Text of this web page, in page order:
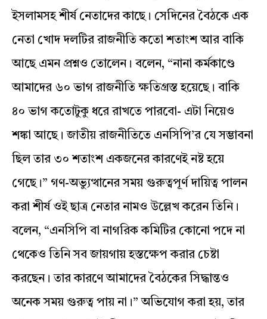
ইসলামসহ শীর্ষ নেতাদের কাছে। সেদিনের বৈঠকে এক
নেতা খোদ দলটির রাজনীতি কতো শতাংশ আর বাকি
আছে এমন প্রশ্নও তোলেন। বলেন, “নানা কর্মকাণ্ডে
আমাদের ৬০ ভাগ রাজনীতি ক্ষতিগ্রস্ত হয়েছে। বাকি
৪০ ভাগ কতোটুকু ধরে রাখতে পারবো- এটা নিয়েও
শঙ্কা আছে। জাতীয় রাজনীতিতে এনসিপি’র যে সম্ভাবনা
ছিল তার ৩০ শতাংশ একজনের কারণেই নষ্ট হয়ে
গেছে।” গণ-অভ্যুত্থানের সময় গুরুত্বপূর্ণ দায়িত্ব পালন
করা শীর্ষ ওই ছাত্র নেতার নামও উল্লেখ করেন তিনি।
বলেন, “এনসিপি বা নাগরিক কমিটির কোনো পদে না
থেকেও তিনি সব জায়গায় হস্তক্ষেপ করার চেষ্টা
করছেন। তার কারণে আমাদের বৈঠকের সিদ্ধান্তও
অনেক সময় গুরুত্ব পায় না।” অভিযোগ করা হয়, তার